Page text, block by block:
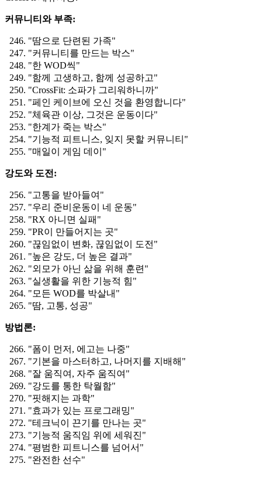
커뮤니티와 부족:
"땀으로 단련된 가족"
"커뮤니티를 만드는 박스"
"한 WOD씩"
"함께 고생하고, 함께 성공하고"
"CrossFit: 소파가 그리워하니까"
"페인 케이브에 오신 것을 환영합니다"
"체육관 이상, 그것은 운동이다"
"한계가 죽는 박스"
"기능적 피트니스, 잊지 못할 커뮤니티"
"매일이 게임 데이"
강도와 도전:
"고통을 받아들여"
"우리 준비운동이 네 운동"
"RX 아니면 실패"
"PR이 만들어지는 곳"
"끊임없이 변화, 끊임없이 도전"
"높은 강도, 더 높은 결과"
"외모가 아닌 삶을 위해 훈련"
"실생활을 위한 기능적 힘"
"모든 WOD를 박살내"
"땀, 고통, 성공"
방법론:
"폼이 먼저, 에고는 나중"
"기본을 마스터하고, 나머지를 지배해"
"잘 움직여, 자주 움직여"
"강도를 통한 탁월함"
"핏해지는 과학"
"효과가 있는 프로그래밍"
"테크닉이 끈기를 만나는 곳"
"기능적 움직임 위에 세워진"
"평범한 피트니스를 넘어서"
"완전한 선수"